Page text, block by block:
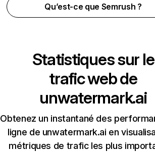
Qu’est-ce que Semrush ?
Statistiques sur le
trafic web de
unwatermark.ai
Obtenez un instantané des
ligne de unwatermark.ai en
métriques de trafic les plus